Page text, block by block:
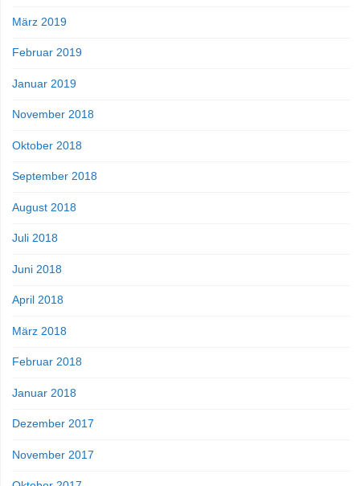
März 2019
Februar 2019
Januar 2019
November 2018
Oktober 2018
September 2018
August 2018
Juli 2018
Juni 2018
April 2018
März 2018
Februar 2018
Januar 2018
Dezember 2017
November 2017